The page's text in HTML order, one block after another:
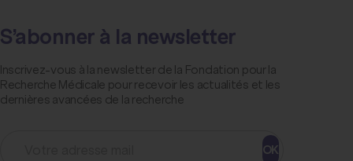
S’abonner à la newsletter
Inscrivez-vous à la newsletter de la Fondation pour la
Recherche Médicale pour recevoir les actualités et les
dernières avancées de la recherche
OK